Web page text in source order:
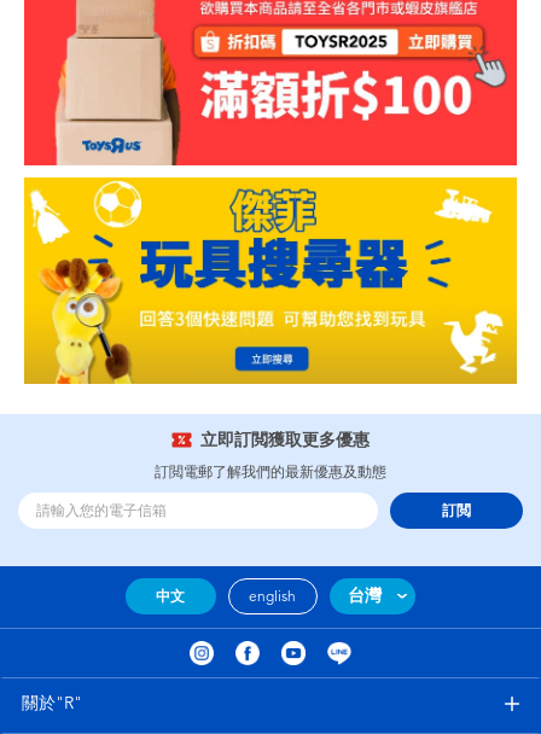
立即訂閲獲取更多優惠
訂閲電郵了解我們的最新優惠及動態
訂閲
中文 english 台灣
關於"R"